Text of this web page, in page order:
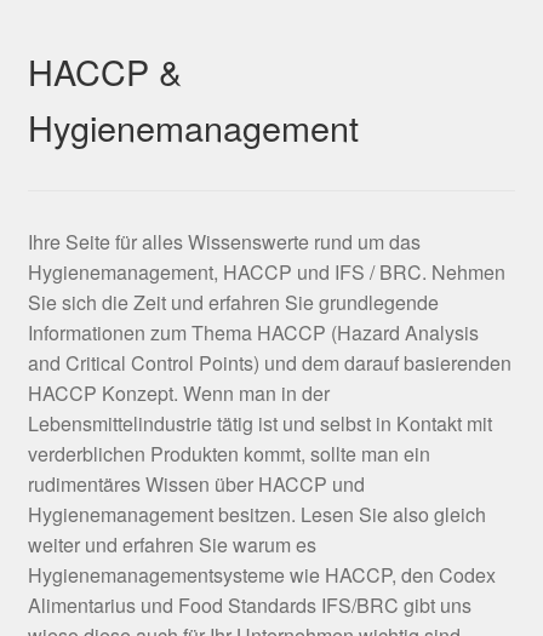
HACCP &
Hygienemanagement
Ihre Seite für alles Wissenswerte rund um das
Hygienemanagement, HACCP und IFS / BRC. Nehmen
Sie sich die Zeit und erfahren Sie grundlegende
Informationen zum Thema HACCP (Hazard Analysis
and Critical Control Points) und dem darauf basierenden
HACCP Konzept. Wenn man in der
Lebensmittelindustrie tätig ist und selbst in Kontakt mit
verderblichen Produkten kommt, sollte man ein
rudimentäres Wissen über HACCP und
Hygienemanagement besitzen. Lesen Sie also gleich
weiter und erfahren Sie warum es
Hygienemanagementsysteme wie HACCP, den Codex
Alimentarius und Food Standards IFS/BRC gibt uns